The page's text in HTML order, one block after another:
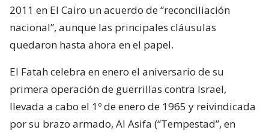
2011 en El Cairo un acuerdo de “reconciliación
nacional”, aunque las principales cláusulas
quedaron hasta ahora en el papel.
El Fatah celebra en enero el aniversario de su
primera operación de guerrillas contra Israel,
llevada a cabo el 1º de enero de 1965 y reivindicada
por su brazo armado, Al Asifa (“Tempestad”, en